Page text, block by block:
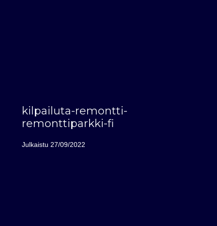
kilpailuta-remontti-
remonttiparkki-fi
Julkaistu 27/09/2022